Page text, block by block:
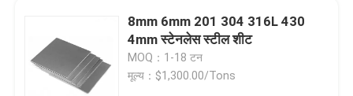
उत्पादों
8mm 6mm 201 304 316L 430
4mm स्टेनलेस स्टील शीट
MOQ：1-18 टन
मूल्य：$1,300.00/Tons